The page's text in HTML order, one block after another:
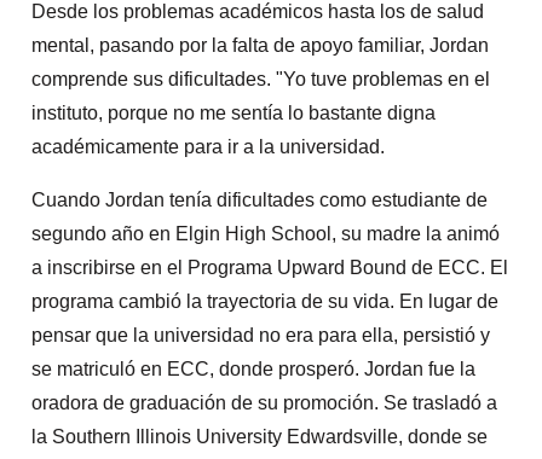
Desde los problemas académicos hasta los de salud
mental, pasando por la falta de apoyo familiar, Jordan
comprende sus dificultades. "Yo tuve problemas en el
instituto, porque no me sentía lo bastante digna
académicamente para ir a la universidad.
Cuando Jordan tenía dificultades como estudiante de
segundo año en Elgin High School, su madre la animó
a inscribirse en el Programa Upward Bound de ECC. El
programa cambió la trayectoria de su vida. En lugar de
pensar que la universidad no era para ella, persistió y
se matriculó en ECC, donde prosperó. Jordan fue la
oradora de graduación de su promoción. Se trasladó a
la Southern Illinois University Edwardsville, donde se